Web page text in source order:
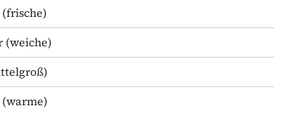
(frische)
(weiche)
(warme)